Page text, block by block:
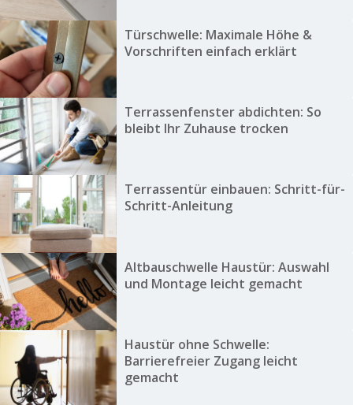
Türschwelle: Maximale Höhe &
Vorschriften einfach erklärt
Terrassenfenster abdichten: So
bleibt Ihr Zuhause trocken
Terrassentür einbauen: Schritt-für-
Schritt-Anleitung
Altbauschwelle Haustür: Auswahl
und Montage leicht gemacht
Haustür ohne Schwelle:
Barrierefreier Zugang leicht
gemacht